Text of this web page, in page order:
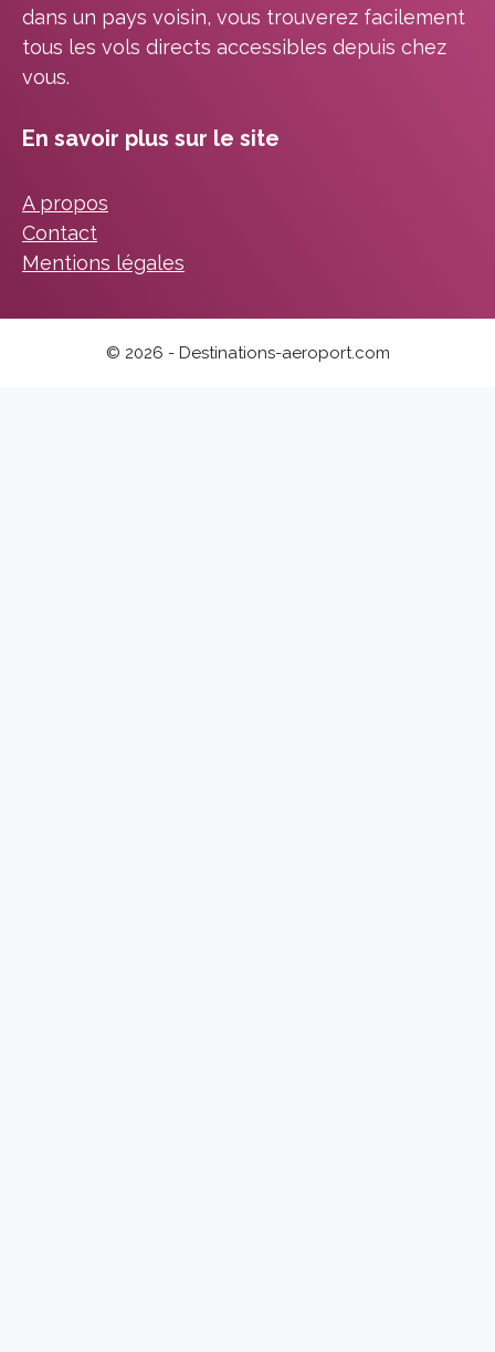
dans un pays voisin, vous trouverez facilement
tous les vols directs accessibles depuis chez
vous.
En savoir plus sur le site
A propos
Contact
Mentions légales
© 2026 - Destinations-aeroport.com